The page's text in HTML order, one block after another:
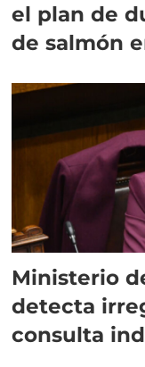
el plan de
de salmón
Ministerio
detecta
consulta